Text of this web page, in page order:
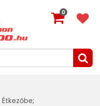
0
Étkezőbe;